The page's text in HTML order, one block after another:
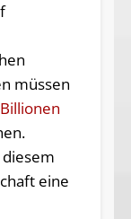
müssen
eine